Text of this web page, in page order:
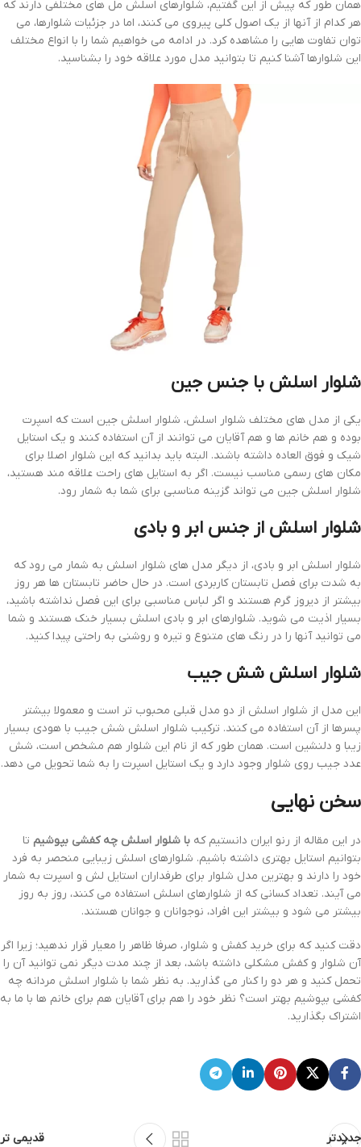
همان طور که پیش از این گفتیم، شلوارهای اسلش مل های مختلفی دارند که
هر کدام از آنها از یک اصول کلی پیروی می کنند، اما در جزئیات شلوارها، می
توان تفاوت هایی را مشاهده کرد. در ادامه می خواهیم شما را با انواع مختلف
این شلوارها آشنا کنیم تا بتوانید مدل مورد علاقه خود را بشناسید.
شلوار اسلش با جنس جین
یکی از مدل های مختلف شلوار اسلش، شلوار اسلش جین است که اسپرت
بوده و هم خانم ها و هم آقایان می توانند از آن استفاده کنند و یک استایل
شیک و فوق العاده داشته باشند. البته باید بدانید که این شلوار اصلا برای
مکان های رسمی مناسب نیست. اگر به استایل های راحت علاقه مند هستید،
شلوار اسلش جین می تواند گزینه مناسبی برای شما به شمار رود.
شلوار اسلش از جنس ابر و بادی
شلوار اسلش ابر و بادی، از دیگر مدل های شلوار اسلش به شمار می رود که
به شدت برای فصل تابستان کاربردی است. در حال حاضر تابستان ها هر روز
بیشتر از دیروز گرم هستند و اگر لباس مناسبی برای این فصل نداشته باشید،
بسیار اذیت می شوید. شلوارهای ابر و بادی اسلش بسیار خنک هستند و شما
می توانید آنها را در رنگ های متنوع و تیره و روشنی به راحتی پیدا کنید.
شلوار اسلش شش جیب
این مدل از شلوار اسلش از دو مدل قبلی محبوب تر است و معمولا بیشتر
پسرها از آن استفاده می کنند. ترکیب شلوار اسلش شش جیب با هودی بسیار
زیبا و دلنشین است. همان طور که از نام این شلوار هم مشخص است، شش
عدد جیب روی شلوار وجود دارد و یک استایل اسپرت را به شما تحویل می دهد.
سخن نهایی
در این مقاله از رنو ایران دانستیم که با شلوار اسلش چه کفشی بپوشیم تا
بتوانیم استایل بهتری داشته باشیم. شلوارهای اسلش زیبایی منحصر به فرد
خود را دارند و بهترین مدل شلوار برای طرفداران استایل لش و اسپرت به شمار
می آیند. تعداد کسانی که از شلوارهای اسلش استفاده می کنند، روز به روز
بیشتر می شود و بیشتر این افراد، نوجوانان و جوانان هستند.
دقت کنید که برای خرید کفش و شلوار، صرفا ظاهر را معیار قرار ندهید؛ زیرا اگر
آن شلوار و کفش مشکلی داشته باشد، بعد از چند مدت دیگر نمی توانید آن را
تحمل کنید و هر دو را کنار می گذارید. به نظر شما با شلوار اسلش مردانه چه
کفشی بپوشیم بهتر است؟ نظر خود را هم برای آقایان هم برای خانم ها با ما به
اشتراک بگذارید.
جدیدتر قدیمی تر